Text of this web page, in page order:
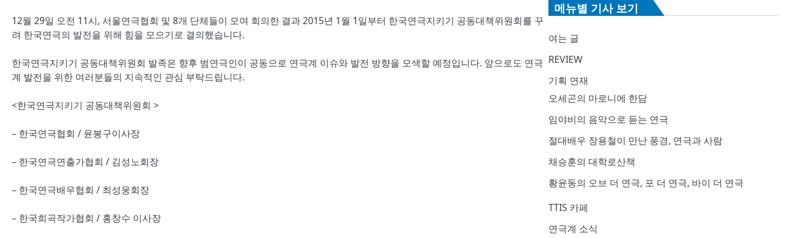
12월 29일 오전 11시, 서울연극협회 및 8개 단체들이 모여 회의한 결과 2015년 1월 1일부터 한국연극지키기 공동대책위원회를 꾸
려 한국연극의 발전을 위해 힘을 모으기로 결의했습니다.
한국연극지키기 공동대책위원회 발족은 향후 범연극인이 공동으로 연극계 이슈와 발전 방향을 모색할 예정입니다. 앞으로도 연극
계 발전을 위한 여러분들의 지속적인 관심 부탁드립니다.
<한국연극지키기 공동대책위원회 >
– 한국연극협회 / 윤봉구이사장
– 한국연극연출가협회 / 김성노회장
– 한국연극배우협회 / 최성웅회장
– 한국희곡작가협회 / 홍창수 이사장
메뉴별 기사 보기
여는 글
REVIEW
기획 연재
오세곤의 마로니에 한담
임야비의 음악으로 듣는 연극
절대배우 장용철이 만난 풍경, 연극과 사람
채승훈의 대학로산책
황윤동의 오브 더 연극, 포 더 연극, 바이 더 연극
TTIS 카페
연극계 소식